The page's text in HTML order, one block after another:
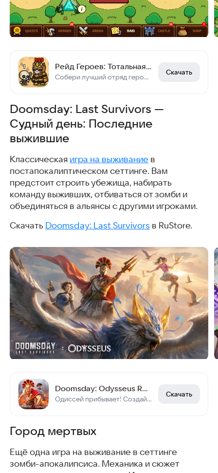
Рейд Героев: Тотальная Война
Собери лучший отряд героев!
Скачать
Doomsday: Last Survivors —
Судный день: Последние
выжившие
Классическая игра на выживание в
постапокалиптическом сеттинге. Вам
предстоит строить убежища, набирать
команду выживших, отбиваться от зомби и
объединяться в альянсы с другими игроками.
Скачать Doomsday: Last Survivors в RuStore.
Doomsday: Odysseus Returns
Одиссей прибывает! Создайте новый эпос, достойный героев!
Скачать
Город мертвых
Ещё одна игра на выживание в сеттинге
зомби-апокалипсиса. Механика и сюжет